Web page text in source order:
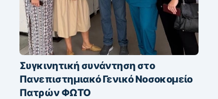
Συγκινητική συνάντηση στο
Πανεπιστημιακό Γενικό Νοσοκομείο
Πατρών ΦΩΤΟ